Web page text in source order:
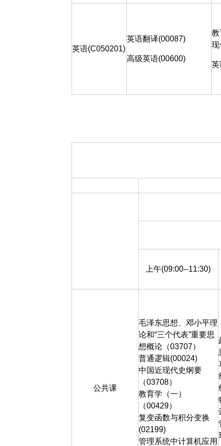
英语(C050201)
英语翻译(00087)
高级英语(00600)
教
现
英
上午(09:00--11:30)
公共课
毛泽东思想、邓小平理
论和“三个代表”重要思
想概论（03707）
普通逻辑(00024)
中国近现代史纲要
（03708）
教育学（一）
（00429）
复变函数与积分变换
(02199)
管理系统中计算机应用